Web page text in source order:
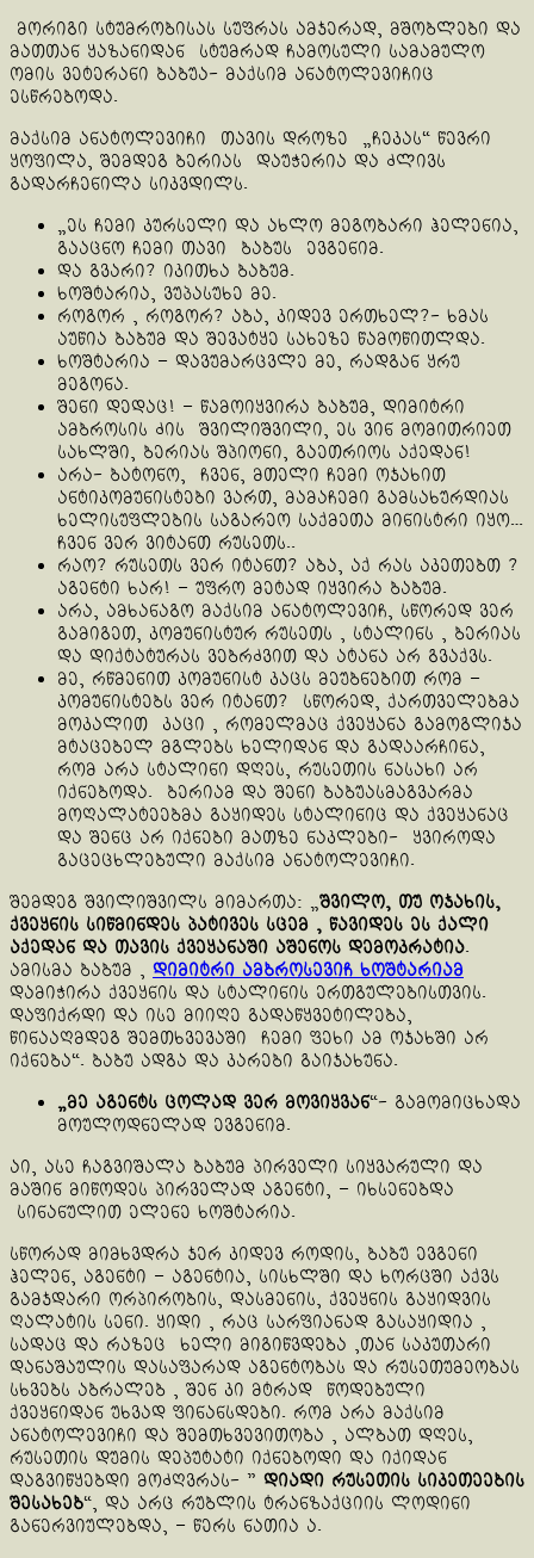
მორიგი სტუმრობისას სუფრას ამჯერად, მშობლები და
მათთან ყაზანიდან სტუმრად ჩამოსული სამამულო
ომის ვეტერანი ბაბუა- მაქსიმ ანატოლევიჩიც
ესწრებოდა.
მაქსიმ ანატოლევიჩი თავის დროზე „ჩეკას“ წევრი
ყოფილა, შემდეგ ბერიას დაუჭერია და ძლივს
გადარჩენილა სიკვდილს.
„ეს ჩემი კურსელი და ახლო მეგობარი ჰელენია,
გააცნო ჩემი თავი ბაბუს ევგენიმ.
და გვარი? იკითხა ბაბუმ.
ხოშტარია, ვუპასუხე მე.
როგორ , როგორ? აბა, კიდევ ერთხელ?- ხმას
აუწია ბაბუმ და შევატყე სახეზე წამოწითლდა.
ხოშტარია – დავუმარცვლე მე, რადგან ყრუ
მეგონა.
შენი დედაც! – წამოიყვირა ბაბუმ, დიმიტრი
ამბროსის ძის შვილიშვილი, ეს ვინ მომითრიეთ
სახლში, ბერიას შპიონი, გაეთრიოს აქედან!
არა- ბატონო, ჩვენ, მთელი ჩემი ოჯახით
ანტიკომუნისტები ვართ, მამაჩემი გამსახურდიას
ხელისუფლების საგარეო საქმეთა მინისტრი იყო…
ჩვენ ვერ ვიტანთ რუსეთს..
რაო? რუსეთს ვერ იტანთ? აბა, აქ რას აკეთებთ ?
აგენტი ხარ! – უფრო მეტად იყვირა ბაბუმ.
არა, ამხანაგო მაქსიმ ანატოლევიჩ, სწორედ ვერ
გამიგეთ, კომუნისტურ რუსეთს , სტალინს , ბერიას
და დიქტატურას ვებრძვით და ატანა არ გვაქვს.
მე, რწმენით კომუნისტ კაცს მეუბნებით რომ –
კომუნისტებს ვერ იტანთ? სწორედ, ქართველებმა
მოკალით კაცი , რომელმაც ქვეყანა გამოგლიჯა
მტაცებელ მგლებს ხელიდან და გადაარჩინა,
რომ არა სტალინი დღეს, რუსეთის ნასახი არ
იქნებოდა. ბერიამ და შენი ბაბუასმაგვარმა
მოღალატეებმა გაყიდეს სტალინიც და ქვეყანაც
და შენც არ იქნები მათზე ნაკლები- ყვიროდა
გაცეცხლებული მაქსიმ ანატოლევიჩი.
შემდეგ შვილიშვილს მიმართა: „შვილო, თუ ოჯახის,
ქვეყნის სიწმინდეს პატივეს სცემ , წავიდეს ეს ქალი
აქედან და თავის ქვეყანაში აშენოს დემოკრატია.
ამისმა ბაბუმ , დიმიტრი ამბროსევიჩ ხოშტარიამ
დამიჭირა ქვეყნის და სტალინის ერთგულებისთვის.
დაფიქრდი და ისე მიიღე გადაწყვეტილება,
წინააღმდეგ შემთხვევაში ჩემი ფეხი ამ ოჯახში არ
იქნება“. ბაბუ ადგა და კარები გაიჯახუნა.
„მე აგენტს ცოლად ვერ მოვიყვან“- გამომიცხადა
მოულოდნელად ევგენიმ.
აი, ასე ჩაგვიშალა ბაბუმ პირველი სიყვარული და
მაშინ მიწოდეს პირველად აგენტი, – იხსენებდა
სინანულით ელენე ხოშტარია.
სწორად მიმხვდრა ჯერ კიდევ როდის, ბაბუ ევგენი
ჰელენ, აგენტი – აგენტია, სისხლში და ხორცში აქვს
გამჯდარი ორპირობის, დასმენის, ქვეყნის გაყიდვის
ღალატის სენი. ყიდი , რაც სარფიანად გასაყიდია ,
სადაც და რაზეც ხელი მიგიწვდება ,თან საკუთარი
დანაშაულის დასაფარად აგენტობას და რუსეთუმეობას
სხვებს აბრალებ , შენ კი მტრად წოდებული
ქვეყნიდან უხვად ფინანსდები. რომ არა მაქსიმ
ანატოლევიჩი და შემთხვევითობა , ალბათ დღეს,
რუსეთის დუმის დეპუტატი იქნებოდი და იქიდან
დაგვიწყებდი მოძღვრას- ” დიადი რუსეთის სიკეთეების
შესახებ“, და არც რუბლის ტრანზაქციის ლოდინი
განერვიულებდა, – წერს ნათია ა.